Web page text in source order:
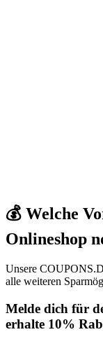
💰 Welche
Onlineshop
Unsere COUPONS
alle weiteren
Melde dich für
erhalte 10%